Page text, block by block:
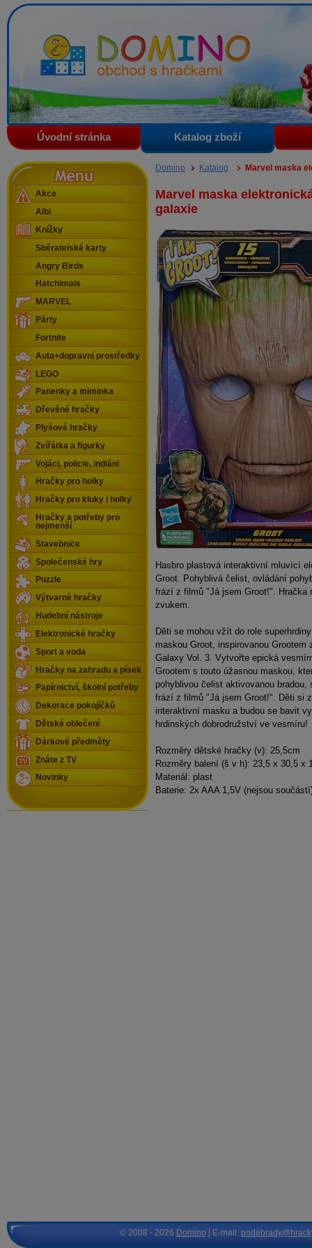
Domino - obchod s hračkami
Úvodní stránka Katalog zboží
Domino Katalog Marvel maska
Marvel maska
galaxie
Hasbro plastová interaktivní mluvící
Groot. Pohyblivá čelist, ovládání
frází z filmů "Já jsem Groot!". Hračka
zvukem.
Děti se mohou vžít do role
maskou Groot, inspirovanou Grootem
Galaxy Vol. 3. Vytvořte epická
Grootem s touto úžasnou maskou,
pohyblivou čelist aktivovanou
frází z filmů "Já jsem Groot!". Děti si
interaktivní masku a budou se bavit
hrdinských dobrodružství ve vesmíru!
Rozměry dětské hračky (v): 25,5cm
Rozměry balení (š v h): 23,5 x 30,5 x
Materiál: plast
Baterie: 2x AAA 1,5V (nejsou
Menu
Akce
Albi
Knížky
Sběratelské karty
Angry Birds
Hatchimals
MARVEL
Párty
Fortnite
Auta+dopravní prostředky
LEGO
Panenky a miminka
Dřevěné hračky
Plyšové hračky
Zvířátka a figurky
Vojáci, policie, indiáni
Hračky pro holky
Hračky pro kluky i holky
Hračky a potřeby pro
nejmenší
Stavebnice
Společenské hry
Puzzle
Výtvarné hračky
Hudební nástroje
Elektronické hračky
Sport a voda
Hračky na zahradu a písek
Papírnictví, školní potřeby
Dekorace pokojíčků
Dětské oblečení
Dárkové předměty
Znáte z TV
Novinky
© 2008 - 2026 Domino | E-mail: